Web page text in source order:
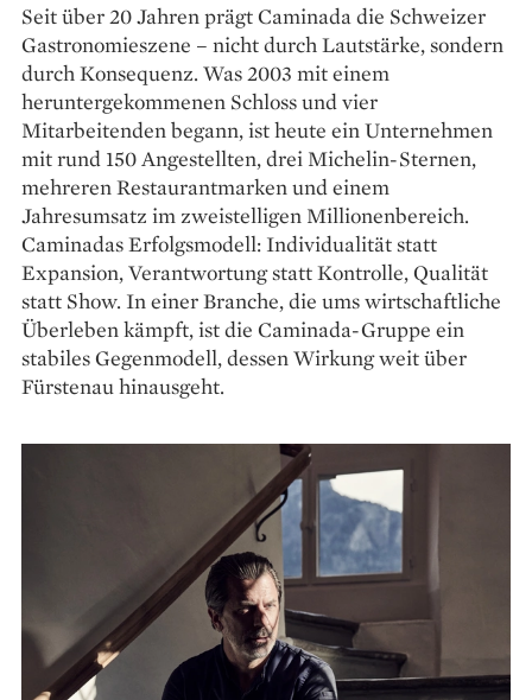
Seit über 20 Jahren prägt Caminada die Schweizer
Gastronomieszene – nicht durch Lautstärke, sondern
durch Konsequenz. Was 2003 mit einem
heruntergekommenen Schloss und vier
Mitarbeitenden begann, ist heute ein Unternehmen
mit rund 150 Angestellten, drei Michelin-Sternen,
mehreren Restaurantmarken und einem
Jahresumsatz im zweistelligen Millionenbereich.
Caminadas Erfolgsmodell: Individualität statt
Expansion, Verantwortung statt Kontrolle, Qualität
statt Show. In einer Branche, die ums wirt­schaftliche
Überleben kämpft, ist die Caminada-Gruppe ein
stabiles Gegenmodell, dessen Wirkung weit über
Fürstenau hinausgeht.